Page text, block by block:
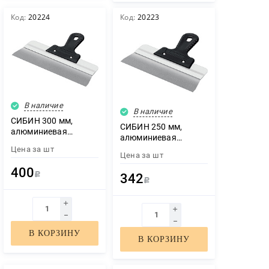
Код: 20224
В наличие
СИБИН 300 мм,
алюминиевая
пластиковая ручка,
фасадный шпатель
Цена за шт
400 Р
В КОРЗИНУ
Код: 20223
В наличие
СИБИН 250 мм,
алюминиевая
пластиковая ручка,
фасадный шпатель
Цена за шт
342 Р
В КОРЗИНУ